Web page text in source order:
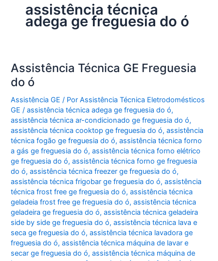
assistência técnica
adega ge freguesia do ó
Assistência Técnica GE Freguesia
do ó
Assistência GE / PorAssistência Técnica Eletrodomésticos
GE/assistência técnica adega ge freguesia do ó,
assistência técnica ar-condicionado ge freguesia do ó,
assistência técnica cooktop ge freguesia do ó,assistência
técnica fogão ge freguesia do ó,assistência técnica forno
a gás ge freguesia do ó,assistência técnica forno elétrico
ge freguesia do ó,assistência técnica forno ge freguesia
do ó,assistência técnica freezer ge freguesia do ó,
assistência técnica frigobar ge freguesia do ó,assistência
técnica frost free ge freguesia do ó,assistência técnica
geladeia frost free ge freguesia do ó,assistência técnica
geladeira ge freguesia do ó,assistência técnica geladeira
side by side ge freguesia do ó,assistência técnica lava e
seca ge freguesia do ó,assistência técnica lavadora ge
freguesia do ó,assistência técnica máquina de lavar e
secar ge freguesia do ó,assistência técnica máquina de